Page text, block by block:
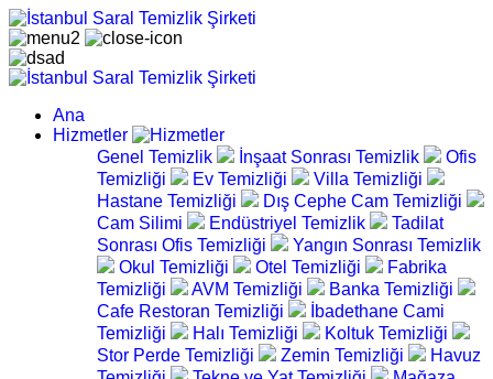
Ana
Hizmetler
Genel Temizlik
İnşaat Sonrası Temizlik
Ofis
Temizliği
Ev Temizliği
Villa Temizliği
Hastane Temizliği
Dış Cephe Cam Temizliği
Cam Silimi
Endüstriyel Temizlik
Tadilat
Sonrası Ofis Temizliği
Yangın Sonrası Temizlik
Okul Temizliği
Otel Temizliği
Fabrika
Temizliği
AVM Temizliği
Banka Temizliği
Cafe Restoran Temizliği
İbadethane Cami
Temizliği
Halı Temizliği
Koltuk Temizliği
Stor Perde Temizliği
Zemin Temizliği
Havuz